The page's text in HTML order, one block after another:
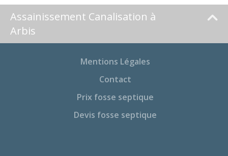
Assainissement Canalisation à
Arbis
Mentions Légales
Contact
Prix fosse septique
Devis fosse septique